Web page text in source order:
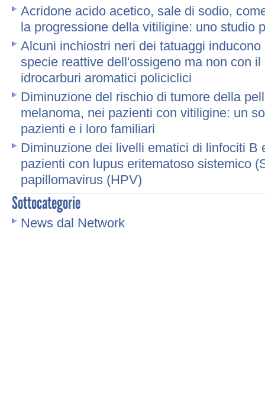
Acridone acido acetico, sale di sodio,
la progressione della vitiligine: uno studio
Alcuni inchiostri neri dei tatuaggi
specie reattive dell'ossigeno ma non con il
idrocarburi aromatici policiclici
Diminuzione del rischio di tumore della
melanoma, nei pazienti con vitiligine: un
pazienti e i loro familiari
Diminuzione dei livelli ematici di linfociti B
pazienti con lupus eritematoso sistemico
papillomavirus (HPV)
Sottocategorie
News dal Network